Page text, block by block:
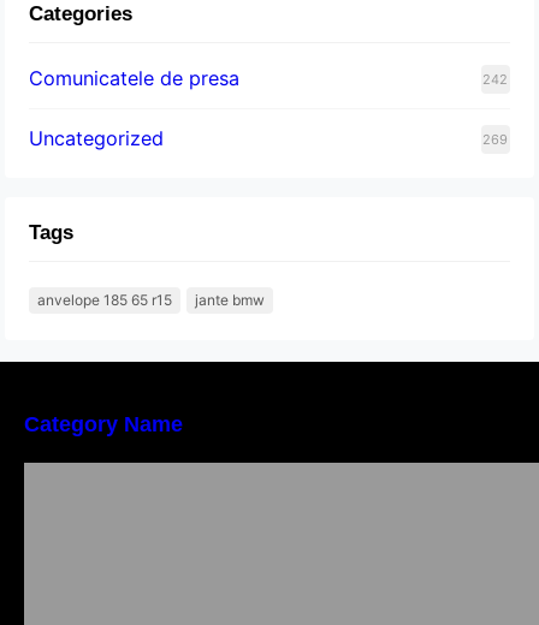
Categories
Comunicatele de presa 242
Uncategorized 269
Tags
anvelope 185 65 r15 jante bmw
Category Name